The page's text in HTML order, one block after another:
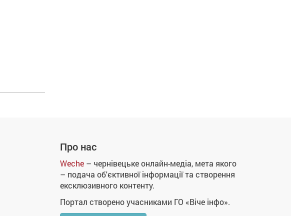
Про нас
Weche – чернівецьке онлайн-медіа, мета якого
– подача об'єктивної інформації та створення
ексклюзивного контенту.
Портал створено учасниками ГО «Віче інфо».